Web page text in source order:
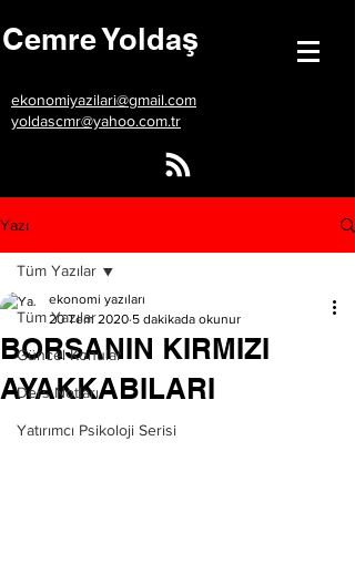
Cemre Yoldaş
ekonomiyazilari@gmail.com
yoldascmr@yahoo.com.tr
Yazı
Tüm Yazılar
Güncel Konular
Ders Notları
Yatırımcı Psikoloji Serisi
Tüm Yazılar
BORSANIN KIRMIZI
AYAKKABILARI
ekonomi yazıları
20 Tem 2020 5 dakikada okunur